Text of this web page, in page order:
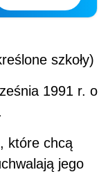
szkoły)
1991 r. o
które chcą
jego